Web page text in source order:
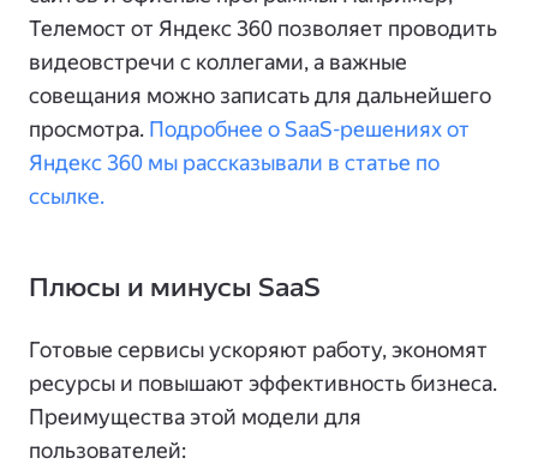
Телемост от Яндекс 360 позволяет проводить
видеовстречи с коллегами, а важные
совещания можно записать для дальнейшего
просмотра. Подробнее о SaaS-решениях от
Яндекс 360 мы рассказывали в статье по
ссылке.
Плюсы и минусы SaaS
Готовые сервисы ускоряют работу, экономят
ресурсы и повышают эффективность бизнеса.
Преимущества этой модели для
пользователей: